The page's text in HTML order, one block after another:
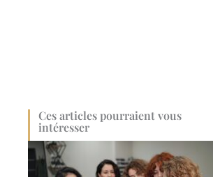
Ces articles pourraient vous
intéresser